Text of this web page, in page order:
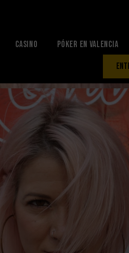
CASINO Póker en Valencia